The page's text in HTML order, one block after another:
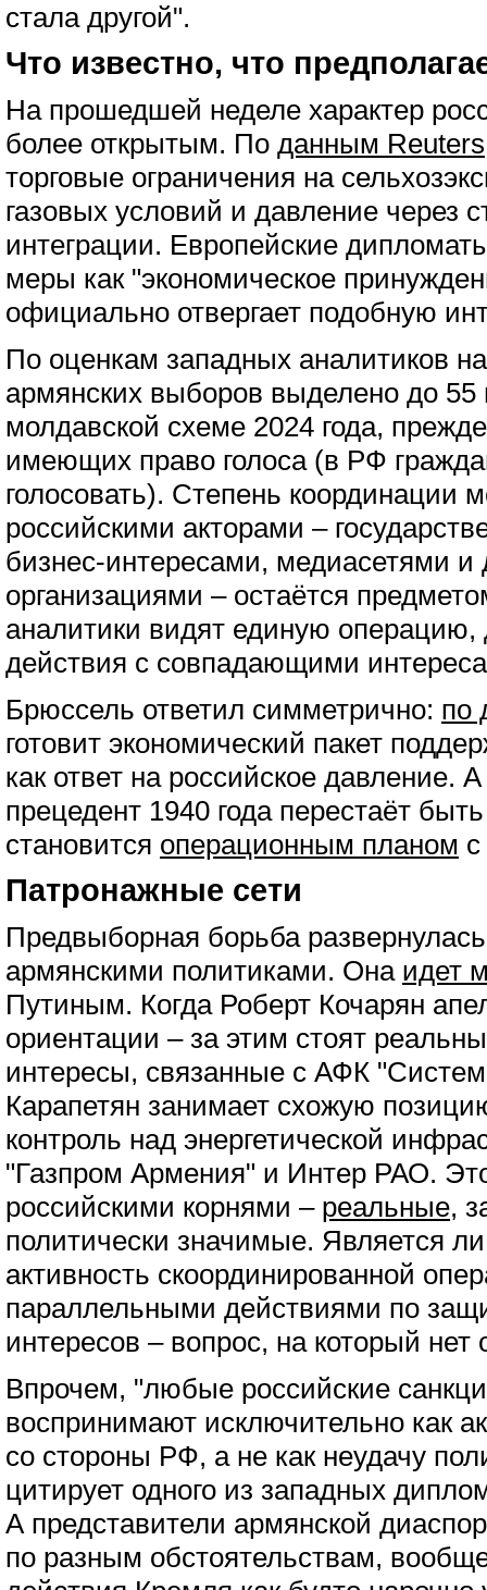
стала другой".
Что известно, что
На прошедшей неделе характер
более открытым. По данным Reuters
торговые ограничения на
газовых условий и давление через
интеграции. Европейские
меры как "экономическое
официально отвергает подобную
По оценкам западных аналитиков
армянских выборов выделено до
молдавской схеме 2024 года,
имеющих право голоса (в РФ
голосовать). Степень координации
российскими акторами –
бизнес-интересами, медиасетями
организациями – остаётся
аналитики видят единую операцию,
действия с совпадающими
Брюссель ответил симметрично: по
готовит экономический пакет
как ответ на российское давление.
прецедент 1940 года перестаёт
становится операционным планом
Патронажные сети
Предвыборная борьба
армянскими политиками. Она идет
Путиным. Когда Роберт Кочарян
ориентации – за этим стоят
интересы, связанные с АФК
Карапетян занимает схожую
контроль над энергетической
"Газпром Армения" и Интер РАО.
российскими корнями – реальные,
политически значимые. Является
активность скоординированной
параллельными действиями по
интересов – вопрос, на который нет
Впрочем, "любые российские
воспринимают исключительно как
со стороны РФ, а не как неудачу
цитирует одного из западных
А представители армянской
по разным обстоятельствам,